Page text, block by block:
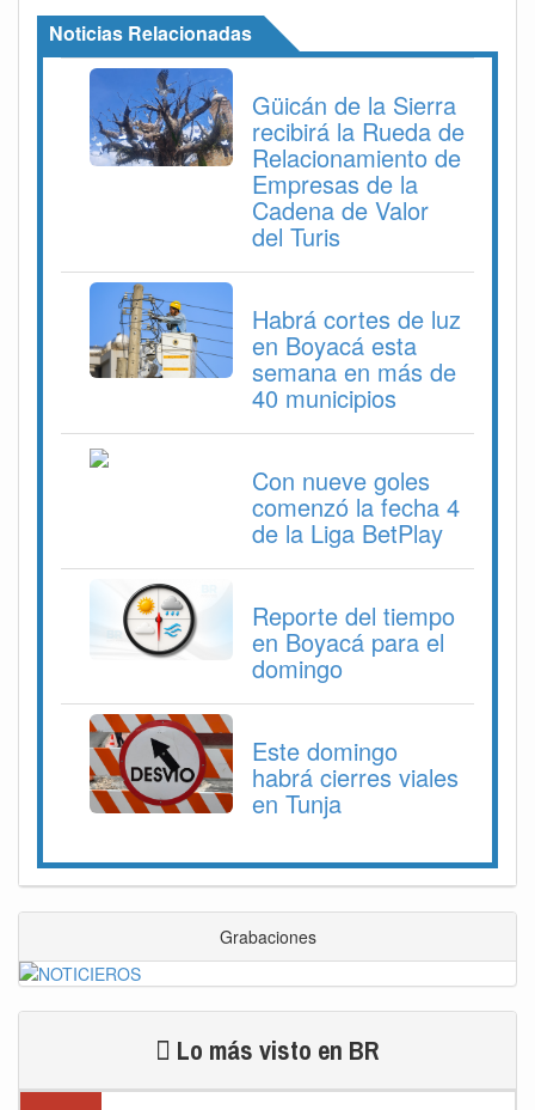
Noticias Relacionadas
Güicán de la Sierra
recibirá la Rueda de
Relacionamiento de
Empresas de la
Cadena de Valor
del Turis
Habrá cortes de luz
en Boyacá esta
semana en más de
40 municipios
Con nueve goles
comenzó la fecha 4
de la Liga BetPlay
Reporte del tiempo
en Boyacá para el
domingo
Este domingo
habrá cierres viales
en Tunja
Grabaciones
Lo más visto en BR